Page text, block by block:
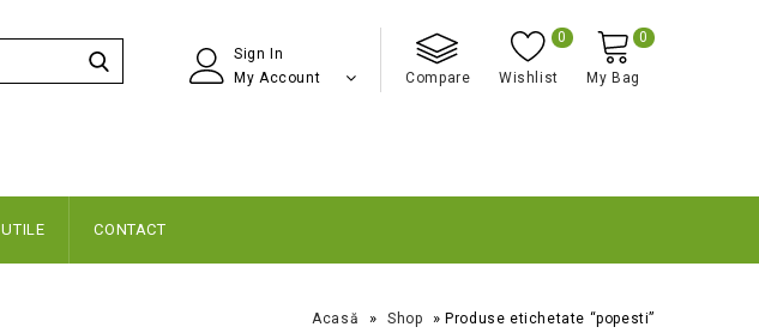
Sign In
My Account
Compare Wishlist
0
My Bag
0
CONTACT
Acasă » Shop »Produse etichetate “popesti”